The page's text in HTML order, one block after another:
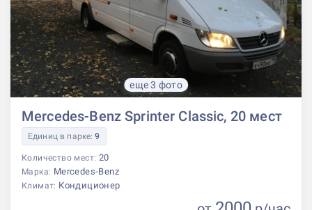
еще 3 фото
Mercedes-Benz Sprinter Classic, 20 мест
Единиц в парке:9
Количество мест: 20
Марка: Mercedes-Benz
Климат: Кондиционер